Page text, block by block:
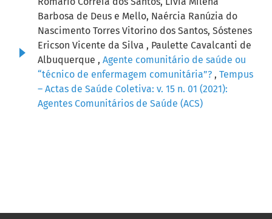
Barbosa de Deus e Mello, Naércia Ranúzia do
Nascimento Torres Vitorino dos Santos, Sóstenes
Ericson Vicente da Silva , Paulette Cavalcanti de
Albuquerque , Agente comunitário de saúde ou
“técnico de enfermagem comunitária”? , Tempus
– Actas de Saúde Coletiva: v. 15 n. 01 (2021):
Agentes Comunitários de Saúde (ACS)